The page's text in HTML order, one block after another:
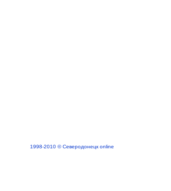
1998-2010 © Северодонецк online